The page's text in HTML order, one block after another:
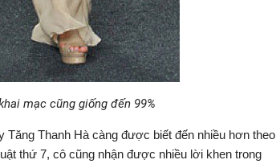
mạc cũng giống đến 99%
Thanh Hà càng được biết đến nhiều hơn theo
thứ 7, cô cũng nhận được nhiều lời khen trong